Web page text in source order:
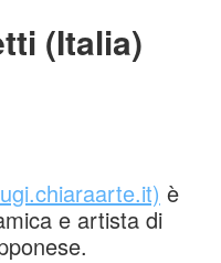
(Italia)
è
e artista di